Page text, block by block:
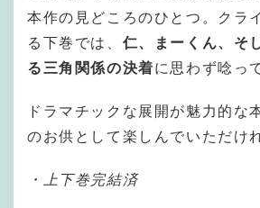
本作の見どころのひとつ。クラ
る下巻では、 仁、まーくん、そ
る三角関係の決着に思わず唸っ
ドラマチックな展開が魅力的な
のお供として楽しんでいただけ
・上下巻完結済